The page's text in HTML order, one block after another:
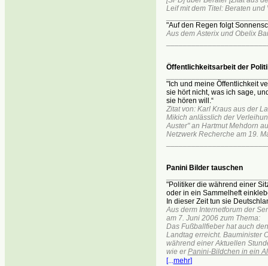
Leif mit dem Titel: Beraten und
"Auf den Regen folgt
Aus dem Asterix und Obelix
Öffentlichkeitsarbeit der
"Ich und meine Öffentlichkeit
sie hört nicht, was ich sage,
sie hören will.“
Zitat von: Karl Kraus aus der
Mikich anlässlich der
Auster" an Hartmut Mehdorn
Netzwerk Recherche am 19.
Panini Bilder tauschen
"Politiker die während einer
oder in ein Sammelheft
In dieser Zeit tun sie
Aus derm Internetforum der
am 7. Juni 2006 zum Thema:
Das Fußballfieber hat auch
Landtag erreicht. Bauminister
während einer Aktuellen
wie erPanini-Bildchen in ein
[...mehr]